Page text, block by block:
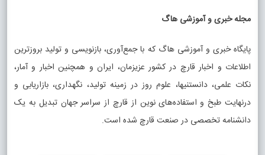
مجله خبری و آموزشی هاگ
پایگاه خبری و آموزشی هاگ که با جمع‌آوری، بازنویسی و تولید بروزترین
اطلاعات و اخبار قارچ در کشور عزیزمان، ایران و همچنین اخبار و آمار،
نکات علمی، دانستنیها، علوم روز در زمینه تولید، نگهداری، بازاریابی و
درنهایت طبخ و استفاده‌های نوین از قارچ از سراسر جهان تبدیل به یک
دانشنامه تخصصی در صنعت قارچ شده است.